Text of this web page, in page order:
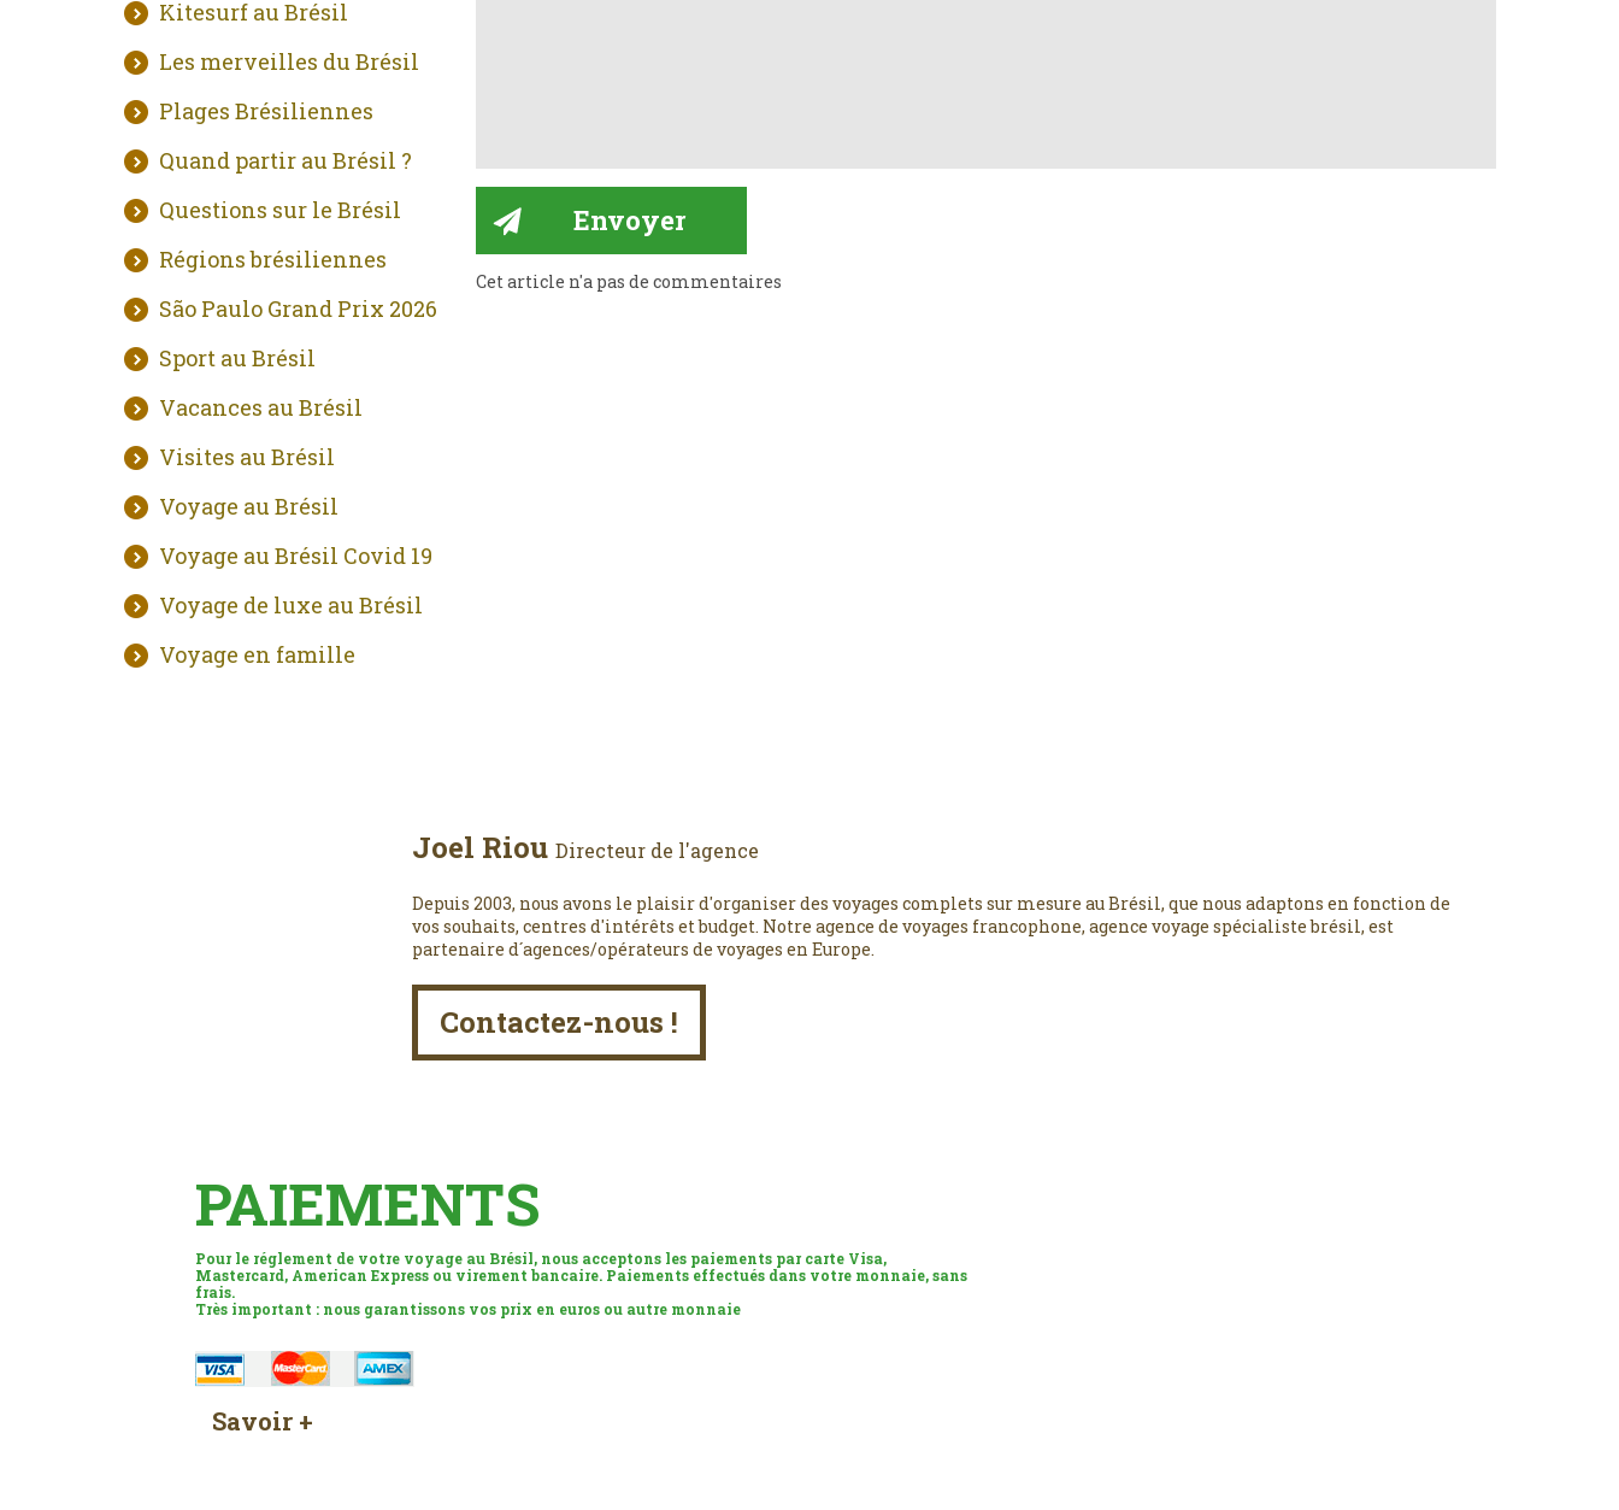
Kitesurf au Brésil
Les merveilles du Brésil
Plages Brésiliennes
Quand partir au Brésil ?
Questions sur le Brésil
Régions brésiliennes
São Paulo Grand Prix 2026
Sport au Brésil
Vacances au Brésil
Visites au Brésil
Voyage au Brésil
Voyage au Brésil Covid 19
Voyage de luxe au Brésil
Voyage en famille
Cet article n'a pas de commentaires
Joel Riou Directeur de l'agence
Depuis 2003, nous avons le plaisir d'organiser des voyages complets sur mesure au Brésil, que nous adaptons en fonction de
vos souhaits, centres d'intérêts et budget. Notre agence de voyages francophone, agence voyage spécialiste brésil, est
partenaire d´agences/opérateurs de voyages en Europe.
Contactez-nous !
PAIEMENTS
Pour le réglement de votre voyage au Brésil, nous acceptons les paiements par carte Visa,
Mastercard, American Express ou virement bancaire. Paiements effectués dans votre monnaie, sans
frais.
Très important : nous garantissons vos prix en euros ou autre monnaie
Savoir +